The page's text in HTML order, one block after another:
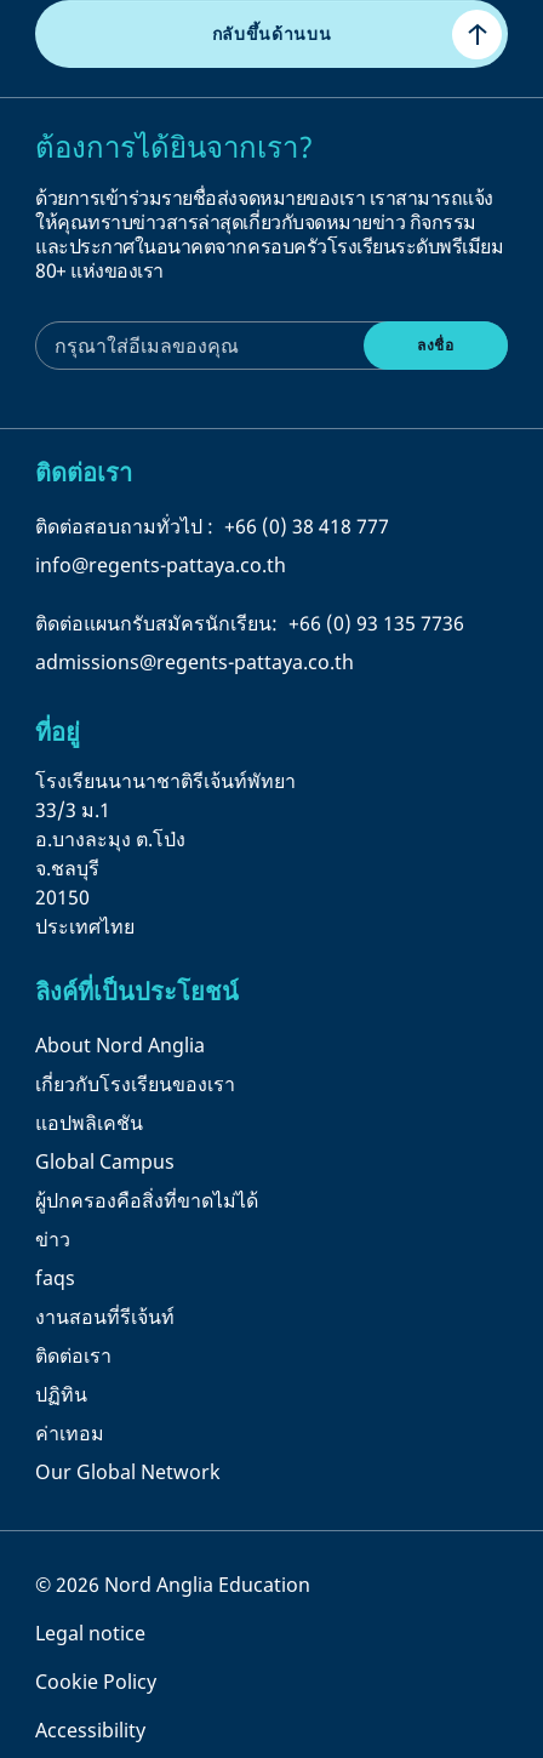
กลับขึ้นด้านบน
ต้องการได้ยินจากเรา?
ด้วยการเข้าร่วมรายชื่อส่งจดหมายของเรา เราสามารถแจ้ง
ให้คุณทราบข่าวสารล่าสุดเกี่ยวกับจดหมายข่าว กิจกรรม
และประกาศในอนาคตจากครอบครัวโรงเรียนระดับพรีเมียม
80+ แห่งของเรา
ติดต่อเรา
ติดต่อสอบถามทั่วไป : +66 (0) 38 418 777
info@regents-pattaya.co.th
ติดต่อแผนกรับสมัครนักเรียน: +66 (0) 93 135 7736
admissions@regents-pattaya.co.th
ที่อยู่
โรงเรียนนานาชาติรีเจ้นท์พัทยา
33/3 ม.1
อ.บางละมุง ต.โป่ง
จ.ชลบุรี
20150
ประเทศไทย
ลิงค์ที่เป็นประโยชน์
About Nord Anglia
เกี่ยวกับโรงเรียนของเรา
แอปพลิเคชัน
Global Campus
ผู้ปกครองคือสิ่งที่ขาดไม่ได้
ข่าว
faqs
งานสอนที่รีเจ้นท์
ติดต่อเรา
ปฏิทิน
ค่าเทอม
Our Global Network
© 2026 Nord Anglia Education
Legal notice
Cookie Policy
Accessibility